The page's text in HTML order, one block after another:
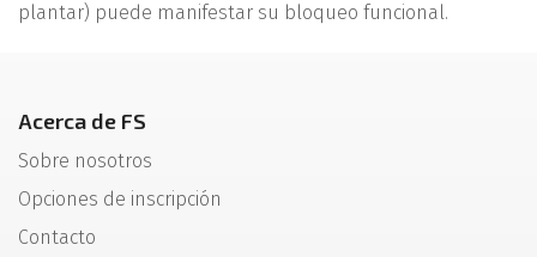
plantar) puede manifestar su bloqueo funcional.
Acerca de FS
Sobre nosotros
Opciones de inscripción
Contacto